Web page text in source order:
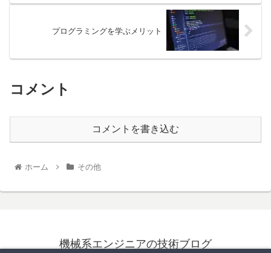
プログラミングを学ぶメリット
コメント
コメントを書き込む
ホーム その他
機械系エンジニアの技術ブログ